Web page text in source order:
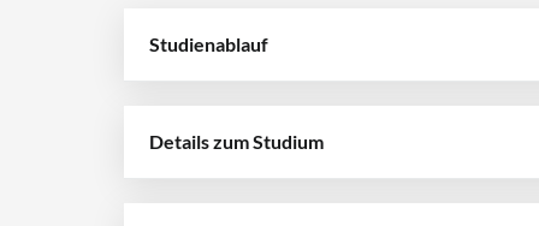
Studienablauf
Details zum Studium